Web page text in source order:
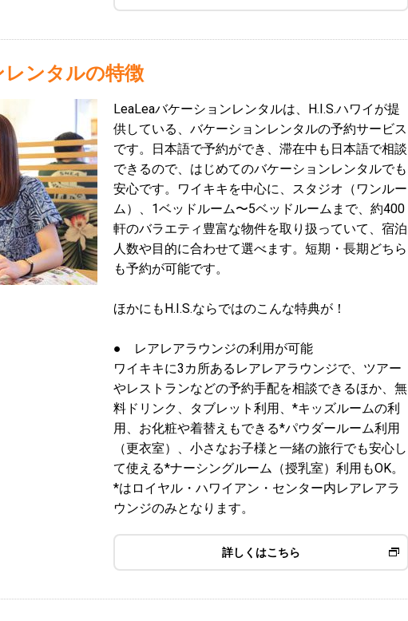
ンタルの特徴
LeaLeaバケーションレンタルは、H.I.S.ハワイが提
供している、バケーションレンタルの予約サービス
です。日本語で予約ができ、滞在中も日本語で相談
できるので、はじめてのバケーションレンタルでも
安心です。ワイキキを中心に、スタジオ（ワンルー
ム）、1ベッドルーム〜5ベッドルームまで、約400
軒のバラエティ豊富な物件を取り扱っていて、宿泊
人数や目的に合わせて選べます。短期・長期どちら
も予約が可能です。
ほかにもH.I.S.ならではのこんな特典が！
● レアレアラウンジの利用が可能
ワイキキに3カ所あるレアレアラウンジで、ツアー
やレストランなどの予約手配を相談できるほか、無
料ドリンク、タブレット利用、*キッズルームの利
用、お化粧や着替えもできる*パウダールーム利用
（更衣室）、小さなお子様と一緒の旅行でも安心し
て使える*ナーシングルーム（授乳室）利用もOK。
*はロイヤル・ハワイアン・センター内レアレアラ
ウンジのみとなります。
詳しくはこちら